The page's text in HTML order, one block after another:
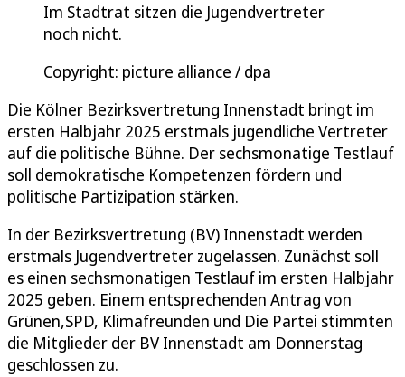
Im Stadtrat sitzen die Jugendvertreter
noch nicht.
Copyright: picture alliance / dpa
Die Kölner Bezirksvertretung Innenstadt bringt im
ersten Halbjahr 2025 erstmals jugendliche Vertreter
auf die politische Bühne. Der sechsmonatige Testlauf
soll demokratische Kompetenzen fördern und
politische Partizipation stärken.
In der Bezirksvertretung (BV) Innenstadt werden
erstmals Jugendvertreter zugelassen. Zunächst soll
es einen sechsmonatigen Testlauf im ersten Halbjahr
2025 geben. Einem entsprechenden Antrag von
Grünen,SPD, Klimafreunden und Die Partei stimmten
die Mitglieder der BV Innenstadt am Donnerstag
geschlossen zu.